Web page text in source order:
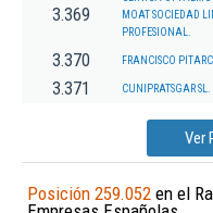
3.369
MOAT SOCIEDAD
PROFESIONAL.
3.370 FRANCISCO
3.371 CUNIPRATSGAR SL.
Ver
Posición 259.052 en el